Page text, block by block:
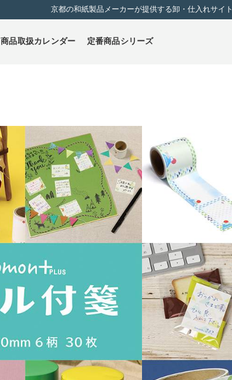
京都の和紙製品メーカーが提供する卸・仕入れサイト
商品取扱カレンダー 定番商品シリーズ